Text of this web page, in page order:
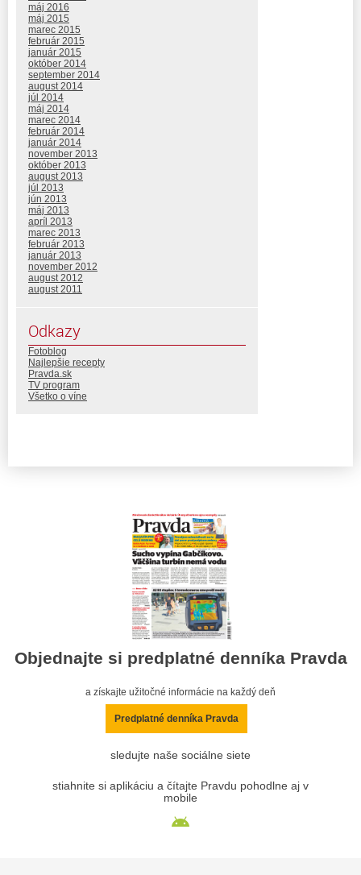
máj 2016
máj 2015
marec 2015
február 2015
január 2015
október 2014
september 2014
august 2014
júl 2014
máj 2014
marec 2014
február 2014
január 2014
november 2013
október 2013
august 2013
júl 2013
jún 2013
máj 2013
apríl 2013
marec 2013
február 2013
január 2013
november 2012
august 2012
august 2011
Odkazy
Fotoblog
Najlepšie recepty
Pravda.sk
TV program
Všetko o víne
Objednajte si predplatné denníka Pravda
a získajte užitočné informácie na každý deň
Predplatné denníka Pravda
sledujte naše sociálne siete
stiahnite si aplikáciu a čítajte Pravdu pohodlne aj v
mobile